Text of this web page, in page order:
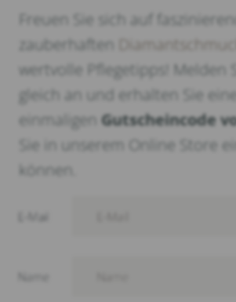
Freuen Sie sich auf
zauberhaften
wertvolle Pflegetipps! Melden
gleich an und erhalten Sie
einmaligen Gutscheincode
Sie in unserem Online Store
können.